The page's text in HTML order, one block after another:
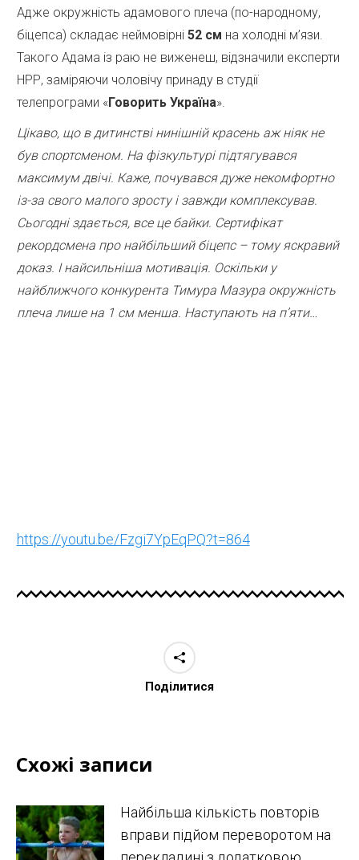
Адже окружність адамового плеча (по-народному,
біцепса) складає неймовірні 52 см на холодні м’язи.
Такого Адама із раю не виженеш, відзначили експерти
НРР, заміряючи чоловічу принаду в студії
телепрограми «Говорить Україна».
Цікаво, що в дитинстві нинішній красень аж ніяк не
був спортсменом. На фізкультурі підтягувався
максимум двічі. Каже, почувався дуже некомфортно
із-за свого малого зросту і завжди комплексував.
Сьогодні здається, все це байки. Сертифікат
рекордсмена про найбільший біцепс – тому яскравий
доказ. І найсильніша мотивація. Оскільки у
найближчого конкурента Тимура Мазура окружність
плеча лише на 1 см менша. Наступають на п’яти…
https://youtu.be/Fzgi7YpEqPQ?t=864
Поділитися
Схожі записи
Найбільша кількість повторів
вправи підйом переворотом на